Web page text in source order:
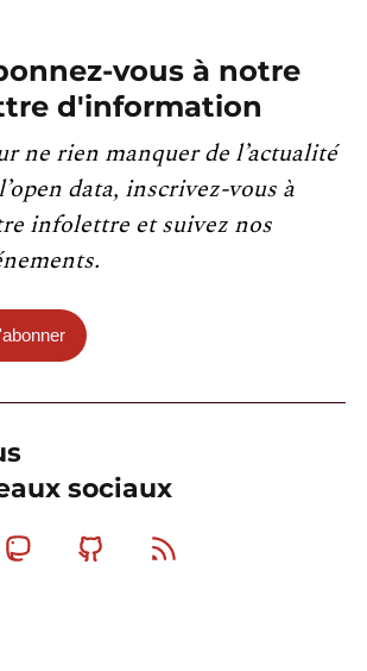
vous à notre
d'information
ne rien manquer de l’actualité
data, inscrivez-vous à
infolettre et suivez nos
sociaux
MastodonGithub